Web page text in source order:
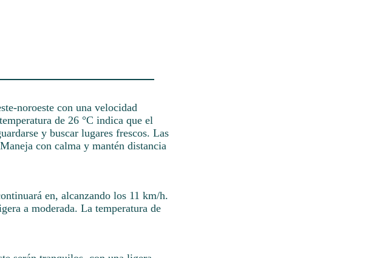
noroeste con una velocidad
de 26 °C indica que el
y buscar lugares frescos. Las
con calma y mantén distancia
en, alcanzando los 11 km/h.
a moderada. La temperatura de